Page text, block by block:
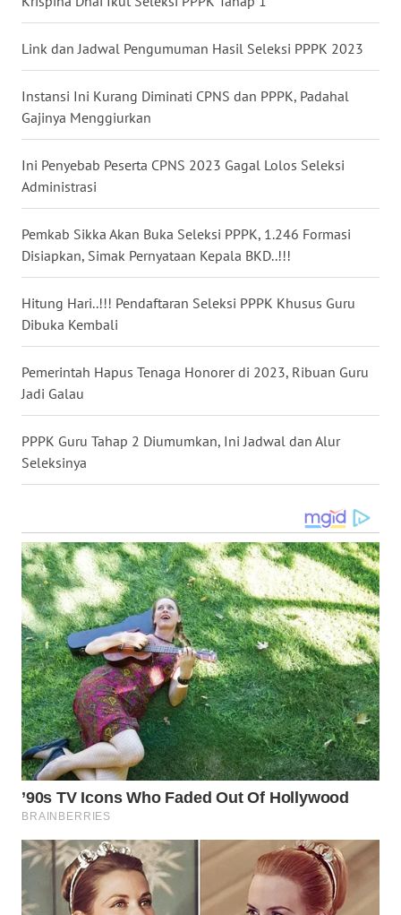
Link dan Jadwal Pengumuman Hasil Seleksi PPPK 2023
Instansi Ini Kurang Diminati CPNS dan PPPK, Padahal
Gajinya Menggiurkan
Ini Penyebab Peserta CPNS 2023 Gagal Lolos Seleksi
Administrasi
Pemkab Sikka Akan Buka Seleksi PPPK, 1.246 Formasi
Disiapkan, Simak Pernyataan Kepala BKD..!!!
Hitung Hari..!!! Pendaftaran Seleksi PPPK Khusus Guru
Dibuka Kembali
Pemerintah Hapus Tenaga Honorer di 2023, Ribuan Guru
Jadi Galau
PPPK Guru Tahap 2 Diumumkan, Ini Jadwal dan Alur
Seleksinya
WN
WN
WN
KALTIM
WN
SULSEL
WN
GORONTALO
WN
SULUT
MALUKU
WN
MALUT
WN
DAIRI
WN
DANAU
TOBA
WN
NIAS
WN
LANGKAT